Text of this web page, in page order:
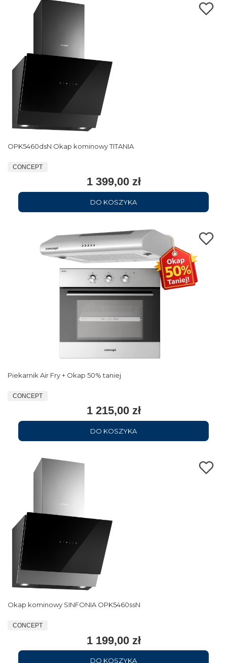
OPK5460dsN Okap kominowy TITANIA
CONCEPT
1 399,00 zł
DO KOSZYKA
Piekarnik Air Fry + Okap 50% taniej
CONCEPT
1 215,00 zł
DO KOSZYKA
Okap kominowy SINFONIA OPK5460ssN
CONCEPT
1 199,00 zł
DO KOSZYKA